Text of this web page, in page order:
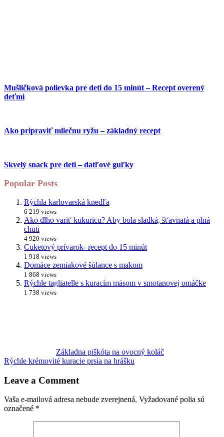
Mušličková polievka pre deti do 15 minút – Recept overený
deťmi
Ako pripraviť mliečnu ryžu – základný recept
Skvelý snack pre deti – datľové guľky
Popular Posts
Rýchla karlovarská knedľa
6 219 views
Ako dlho variť kukuricu? Aby bola sladká, šťavnatá a plná
chuti
4 920 views
Cuketový prívarok- recept do 15 minút
1 918 views
Domáce zemiakové šúlance s makom
1 868 views
Rýchle tagliatelle s kuracím mäsom v smotanovej omáčke
1 738 views
Základna piškóta na ovocný koláč
Rýchle krémovité kuracie prsia na hrášku
Leave a Comment
Vaša e-mailová adresa nebude zverejnená. Vyžadované polia sú
označené *